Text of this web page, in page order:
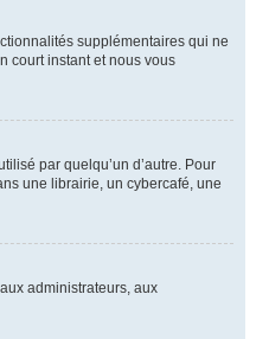
supplémentaires qui ne
court instant et nous vous
par quelqu’un d’autre. Pour
une librairie, un cybercafé, une
administrateurs, aux